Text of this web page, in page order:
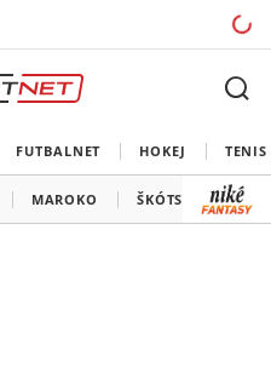
FUTBALNET HOKEJ TENIS
MAROKO ŠKÓTSKO